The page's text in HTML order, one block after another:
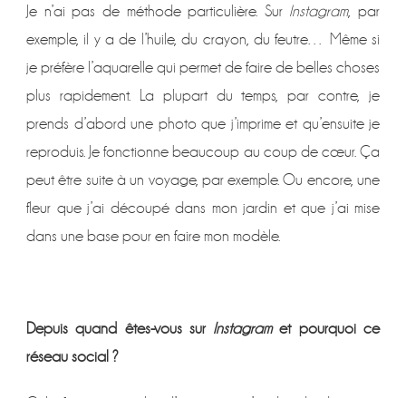
Je n’ai pas de méthode particulière. Sur Instagram, par
exemple, il y a de l’huile, du crayon, du feutre… Même si
je préfère l’aquarelle qui permet de faire de belles choses
plus rapidement. La plupart du temps, par contre, je
prends d’abord une photo que j’imprime et qu’ensuite je
reproduis. Je fonctionne beaucoup au coup de cœur. Ça
peut être suite à un voyage, par exemple. Ou encore, une
fleur que j’ai découpé dans mon jardin et que j’ai mise
dans une base pour en faire mon modèle.
Depuis quand êtes-vous sur Instagramet pourquoi ce
réseau social ?